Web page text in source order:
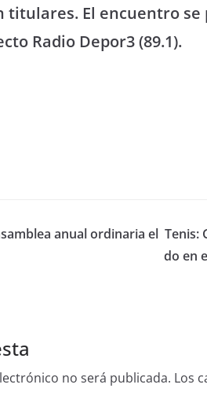
titulares. El encuentro se
Radio Depor3 (89.1).
anual ordinaria el Tenis:
do en
no será publicada. Los